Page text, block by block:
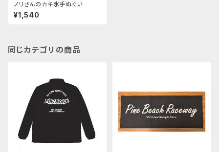
ノリさんのカキ氷手ぬぐい
¥1,540
同じカテゴリの商品